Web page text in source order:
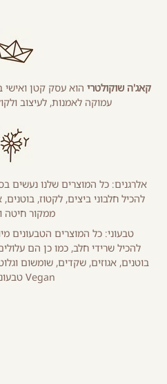
קאג'ה שוקולטרי הוא עסק קטן
עמוקה לאמנות, לעיצוב
אלרגנים: כל המוצרים שלנו נעשים
להכיל חלבוני ביצים, לקטוז,
ממקור חיטה
טבעוני: כל המוצרים הטבעונים
להכיל שרידי חלב, כמו כן הם
בוטנים, אגוזים, שקדים, שומשום
Vegan טבעוני בינ"ל.